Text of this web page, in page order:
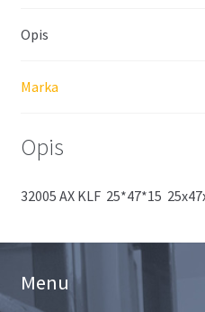
Opis
Marka
Opis
32005 AX KLF 25*47*15
Menu